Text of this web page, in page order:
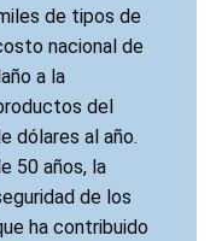
de tipos de
nacional de
a la
del
dólares al año.
50 años, la
de los
ha contribuido